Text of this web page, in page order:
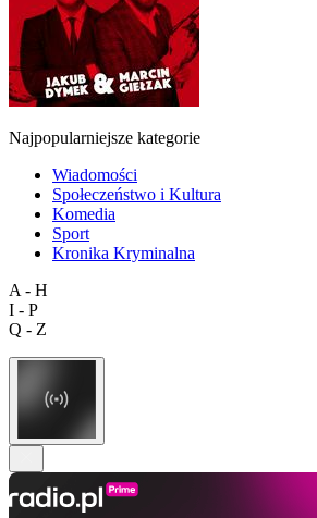
Najpopularniejsze kategorie
Wiadomości
Społeczeństwo i Kultura
Komedia
Sport
Kronika Kryminalna
A - H
I - P
Q - Z